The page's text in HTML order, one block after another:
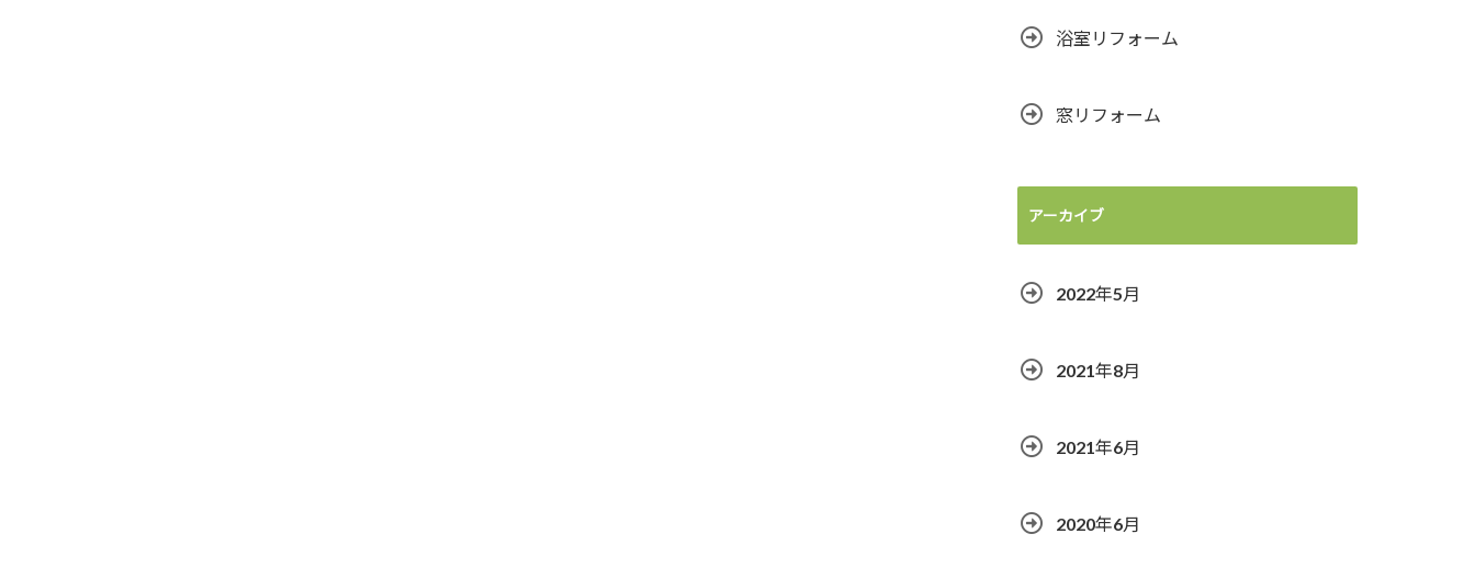
浴室リフォーム
窓リフォーム
アーカイブ
2022年5月
2021年8月
2021年6月
2020年6月